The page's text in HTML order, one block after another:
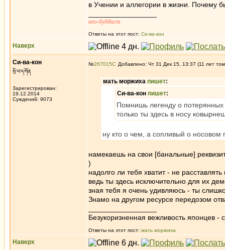
в Учении и аллегории в жизни. Почему
нео-буддист
Ответы на этот пост: Си-ва-кон
Наверх
Си-ва-кон
སྲི་བ་དཀོན
Зарегистрирован:
19.12.2014
Суждений: 9073
№267015 Добавлено: Чт 31 Дек 15, 13:37 (11 лет
мать моржиха пишет:
Си-ва-кон пишет:
Помнишь легенду о потерянных
только ты здесь в носу
ну кто о чем, а сопливый о носовом
намекаешь на свои [банальные]
)
надолго ли тебя хватит - не расставлять
ведь ты здесь исключительно для их
зная тебя я очень удивляюсь - ты
Знамо на другом ресурсе передозом
Безукоризненная вежливость японцев -
Ответы на этот пост: мать моржиха
Наверх